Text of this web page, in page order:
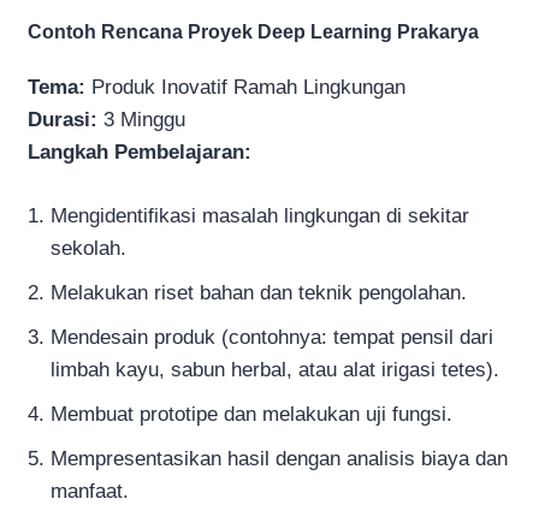
Contoh Rencana Proyek Deep Learning Prakarya
Tema: Produk Inovatif Ramah Lingkungan
Durasi: 3 Minggu
Langkah Pembelajaran:
Mengidentifikasi masalah lingkungan di sekitar
sekolah.
Melakukan riset bahan dan teknik pengolahan.
Mendesain produk (contohnya: tempat pensil dari
limbah kayu, sabun herbal, atau alat irigasi tetes).
Membuat prototipe dan melakukan uji fungsi.
Mempresentasikan hasil dengan analisis biaya dan
manfaat.